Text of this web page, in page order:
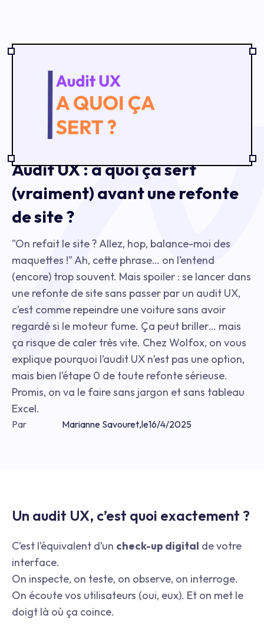
Audit UX : à quoi ça sert
(vraiment) avant une refonte
de site ?
"On refait le site ? Allez, hop, balance-moi des
maquettes !" Ah, cette phrase… on l’entend
(encore) trop souvent. Mais spoiler : se lancer dans
une refonte de site sans passer par un audit UX,
c’est comme repeindre une voiture sans avoir
regardé si le moteur fume. Ça peut briller… mais
ça risque de caler très vite. Chez Wolfox, on vous
explique pourquoi l’audit UX n’est pas une option,
mais bien l’étape 0 de toute refonte sérieuse.
Promis, on va le faire sans jargon et sans tableau
Excel.
Par Marianne Savouret,le16/4/2025
Un audit UX, c’est quoi exactement ?
C’est l’équivalent d’un check-up digital de votre
interface.
On inspecte, on teste, on observe, on interroge.
On écoute vos utilisateurs (oui, eux). Et on met le
doigt là où ça coince.